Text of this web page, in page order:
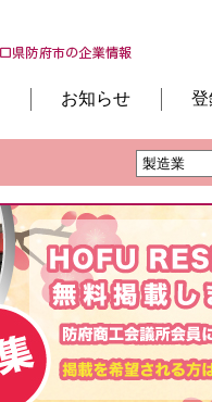
お知らせ